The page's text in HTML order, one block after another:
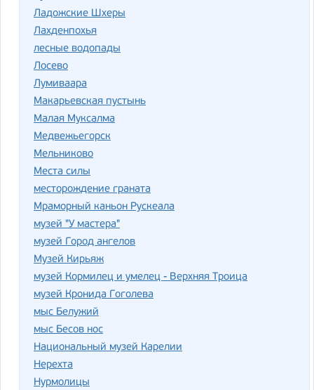
Ладожские Шхеры
Лахденпохья
лесные водопады
Лосево
Лумиваара
Макарьевская пустынь
Малая Муксалма
Медвежьегорск
Мельниково
Места силы
месторождение граната
Мраморный каньон Рускеала
музей "У мастера"
музей Город ангелов
Музей Кирьяж
музей Кормилец и умелец - Верхняя Троица
музей Кронида Гоголева
мыс Белужий
мыс Бесов нос
Национальный музей Карелии
Нерехта
Нурмолицы